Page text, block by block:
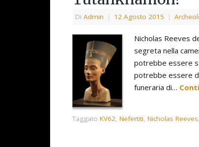
Di Admin | 12 Agosto 2015 |
Nicholas Reeves
segreta nella
potrebbe essere
potrebbe essere
funeraria di…
Taggato KV62, Nefertiti, Nicholas Reeves,